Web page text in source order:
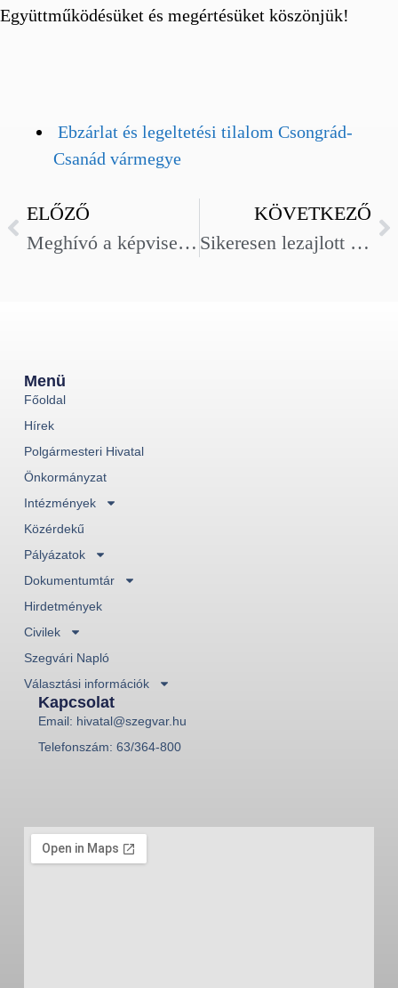
Együttműködésüket és megértésüket köszönjük!
Ebzárlat és legeltetési tilalom Csongrád-
Csanád vármegye
ELŐZŐ
Meghívó a képviselő-testület szeptember 25-i ülésére
KÖVETKEZŐ
Sikeresen lezajlott az elektronikai hulladékgyűjtés Szegváron
Menü
Főoldal
Hírek
Polgármesteri Hivatal
Önkormányzat
Intézmények
Közérdekű
Pályázatok
Dokumentumtár
Hirdetmények
Civilek
Szegvári Napló
Választási információk
Kapcsolat
Email: hivatal@szegvar.hu
Telefonszám: 63/364-800